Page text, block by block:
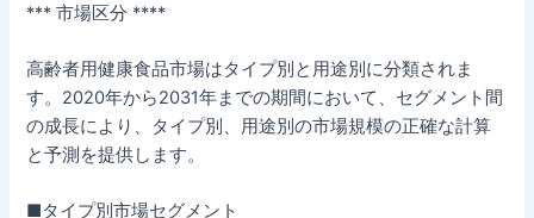
*** 市場区分 ****
高齢者用健康食品市場はタイプ別と用途別に分類されま
す。2020年から2031年までの期間において、セグメント間
の成長により、タイプ別、用途別の市場規模の正確な計算
と予測を提供します。
■タイプ別市場セグメント